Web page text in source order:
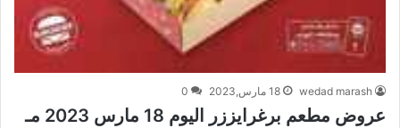
wedad marash 18 مارس,2023 0
عروض مطعم برغرايززر اليوم 18 مارس 2023 مـ